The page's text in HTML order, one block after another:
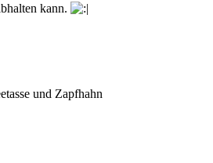
kann.
und Zapfhahn